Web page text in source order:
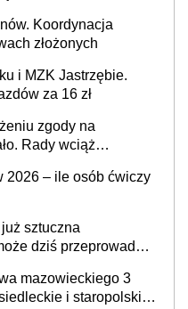
Koordynacja
złożonych
i MZK Jastrzębie.
za 16 zł
zgody na
Rady wciąż
2026 – ile osób ćwiczy
sztuczna
dziś przeprowadzić
mazowieckiego 3
i staropolskie.